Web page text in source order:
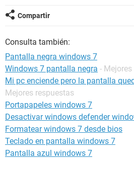
Compartir
Consulta también:
Pantalla negra windows 7
Windows 7 pantalla negra -
Mi pc enciende pero la pantalla
Mejores respuestas
Portapapeles windows 7
Desactivar windows defender
Formatear windows 7 desde bios
Teclado en pantalla windows 7
Pantalla azul windows 7